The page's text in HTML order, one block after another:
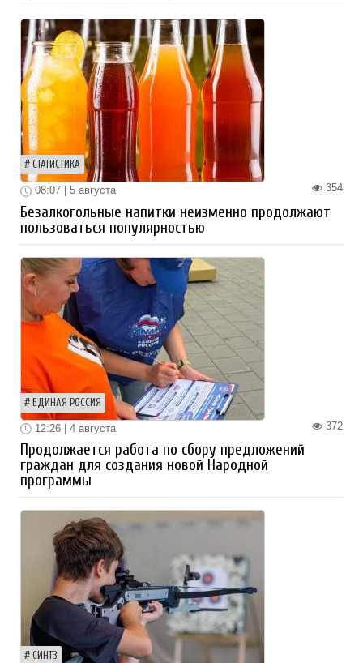
СТАТИСТИКА
354
08:07 | 5 августа
Безалкогольные напитки неизменно продолжают
пользоваться популярностью
ЕДИНАЯ РОССИЯ
372
12:26 | 4 августа
Продолжается работа по сбору предложений
граждан для создания новой Народной
программы
СИНТЗ